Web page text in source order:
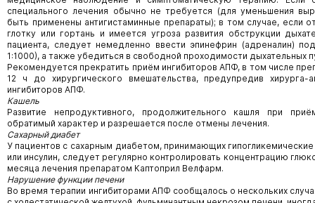
специального лечения обычно не требуется (для уменьшения
быть применены антигистаминные препараты); в том случае, если
глотку или гортань и имеется угроза развития обструкции
пациента, следует немедленно ввести эпинефрин (адреналин)
1:1000), а также убедиться в свободной проходимости дыхательных
Рекомендуется прекратить приём ингибиторов АПФ, в том числе
12 ч до хирургического вмешательства, предупредив хирурга-
ингибиторов АПФ.
Кашель
Развитие непродуктивного, продолжительного кашля при
обратимый характер и разрешается после отмены лечения.
Сахарный диабет
У пациентов с сахарным диабетом, принимающих
или инсулин, следует регулярно контролировать концентрацию
месяца лечения препаратом Каптоприл Велфарм.
Нарушение функции печени
Во время терапии ингибиторами АПФ сообщалось о нескольких